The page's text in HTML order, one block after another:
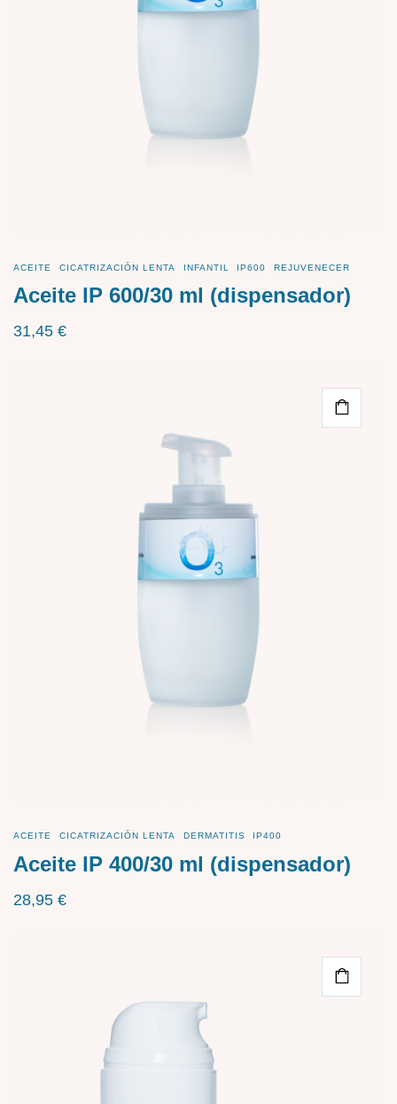
ACEITE CICATRIZACIÓN LENTA INFANTIL IP600 REJUVENECER
Aceite IP 600/30 ml (dispensador)
31,45 €
ACEITE CICATRIZACIÓN LENTA DERMATITIS IP400
Aceite IP 400/30 ml (dispensador)
28,95 €